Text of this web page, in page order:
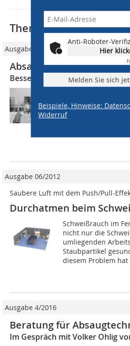
Anti-Roboter-
Hier
Melden Sie sich
Beispiele, Hinweise:
Widerruf
Thematisch passende
Ausgabe 09/2018
Absaugtechnik in
Bessere Sensorik und intelligente
Der westfälische
liefert die Antwort
neuesten
Der Airtracker Mini
Ausgabe 06/2012
Saubere Luft mit dem Push/Pull-
Durchatmen beim
Schweißrauch im
nicht nur die
umliegenden
Staubpartikel
diesem Problem
Ausgabe 4/2016
Beratung für
Im Gespräch mit Volker Ohlig